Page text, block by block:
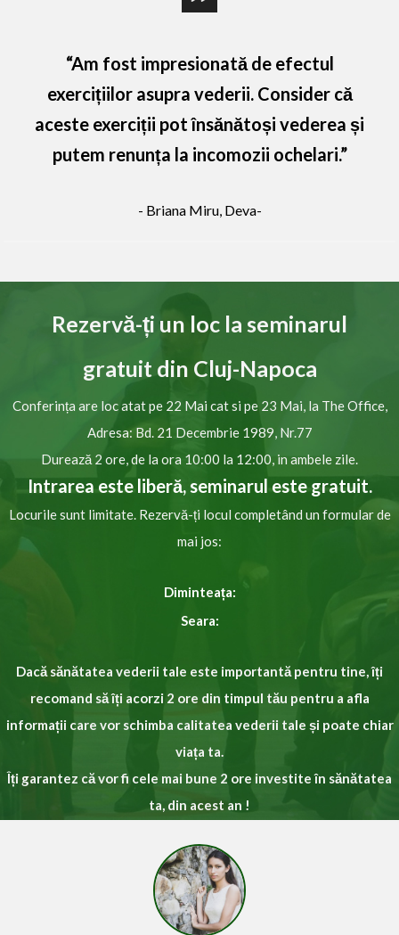
“Am fost impresionată de efectul
exercițiilor asupra vederii. Consider că
aceste exerciții pot însănătoși vederea și
putem renunța la incomozii ochelari.”
- Briana Miru, Deva-
Rezervă-ți un loc la seminarul
gratuit din Cluj-Napoca
Conferința are loc atat pe 22 Mai cat si pe 23 Mai, la The Office,
Adresa: Bd. 21 Decembrie 1989, Nr.77
Durează 2 ore, de la ora 10:00 la 12:00, in ambele zile.
Intrarea este liberă, seminarul este gratuit.
Locurile sunt limitate. Rezervă-ți locul completând un formular de
mai jos:
Diminteața:
Seara:
Dacă sănătatea vederii tale este importantă pentru tine, îți
recomand să îți acorzi ​2 ore din timpul tău pentru a afla
informații care vor schimba calitatea vederii tale și poate chiar
viața ta .
Îți garantez că vor fi cele mai bune 2 ore investite în sănătatea
ta, din acest an !